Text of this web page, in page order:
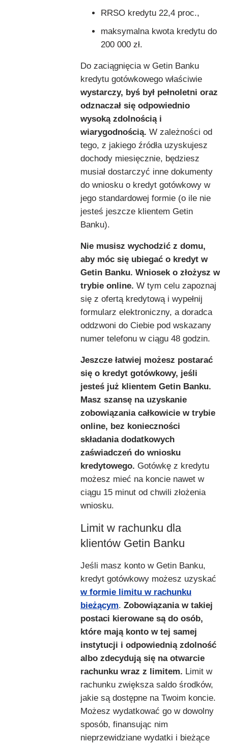
RRSO kredytu 22,4 proc.,
maksymalna kwota kredytu do
200 000 zł.
Do zaciągnięcia w Getin Banku
kredytu gotówkowego właściwie
wystarczy, byś był pełnoletni oraz
odznaczał się odpowiednio
wysoką zdolnością i
wiarygodnością. W zależności od
tego, z jakiego źródła uzyskujesz
dochody miesięcznie, będziesz
musiał dostarczyć inne dokumenty
do wniosku o kredyt gotówkowy w
jego standardowej formie (o ile nie
jesteś jeszcze klientem Getin
Banku).
Nie musisz wychodzić z domu,
aby móc się ubiegać o kredyt w
Getin Banku. Wniosek o złożysz w
trybie online. W tym celu zapoznaj
się z ofertą kredytową i wypełnij
formularz elektroniczny, a doradca
oddzwoni do Ciebie pod wskazany
numer telefonu w ciągu 48 godzin.
Jeszcze łatwiej możesz postarać
się o kredyt gotówkowy, jeśli
jesteś już klientem Getin Banku.
Masz szansę na uzyskanie
zobowiązania całkowicie w trybie
online, bez konieczności
składania dodatkowych
zaświadczeń do wniosku
kredytowego. Gotówkę z kredytu
możesz mieć na koncie nawet w
ciągu 15 minut od chwili złożenia
wniosku.
Limit w rachunku dla
klientów Getin Banku
Jeśli masz konto w Getin Banku,
kredyt gotówkowy możesz uzyskać
w formie limitu w rachunku
bieżącym. Zobowiązania w takiej
postaci kierowane są do osób,
które mają konto w tej samej
instytucji i odpowiednią zdolność
albo zdecydują się na otwarcie
rachunku wraz z limitem. Limit w
rachunku zwiększa saldo środków,
jakie są dostępne na Twoim koncie.
Możesz wydatkować go w dowolny
sposób, finansując nim
nieprzewidziane wydatki i bieżące